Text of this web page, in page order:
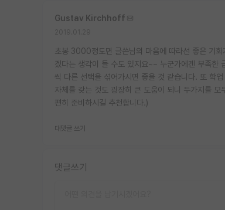
Gustav Kirchhoff
초봉 3000정도면 글쓴님의 마음에 따라선 좋은 기
겠다는 생각이 들 수도 있지요~~ 누군가에겐 부족한
씩 다른 선택을 섞어가시면 좋을 것 같습니다. 또 학
자체를 갖는 것도 굉장히 큰 도움이 되니 두가지를
편히 준비하시길 추천합니다.)
대댓글 쓰기
댓글쓰기